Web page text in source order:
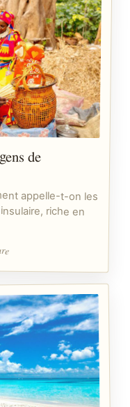
de
appelle-t-on les
insulaire, riche en